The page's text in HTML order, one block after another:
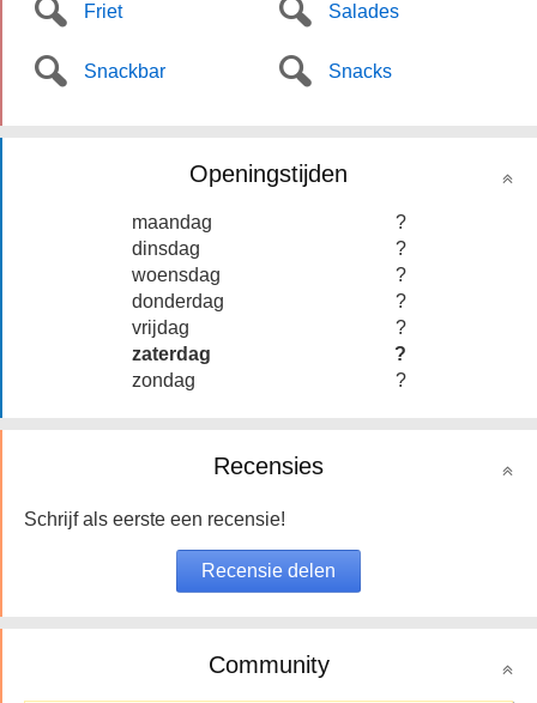
Friet Salades
Snackbar Snacks
Openingstijden
maandag
?
dinsdag
?
woensdag
?
donderdag
?
vrijdag
?
zaterdag
?
zondag
?
Recensies
Schrijf als eerste een recensie!
Community